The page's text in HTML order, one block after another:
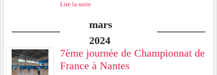
Lire la suite
mars
2024
7ème journée de Championnat de
France à Nantes